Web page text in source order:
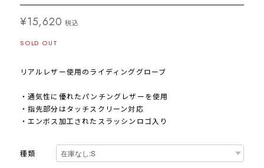
¥15,620 税込
SOLD OUT
リアルレザー使用のライディンググローブ
・通気性に優れたパンチングレザーを使用
・指先部分はタッチスクリーン対応
・エンボス加工されたスラッシンロゴ入り
種類